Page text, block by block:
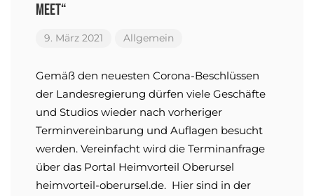
meet“
9. März 2021 Allgemein
Gemäß den neuesten Corona-Beschlüssen
der Landesregierung dürfen viele Geschäfte
und Studios wieder nach vorheriger
Terminvereinbarung und Auflagen besucht
werden. Vereinfacht wird die Terminanfrage
über das Portal Heimvorteil Oberursel
heimvorteil-oberursel.de. Hier sind in der